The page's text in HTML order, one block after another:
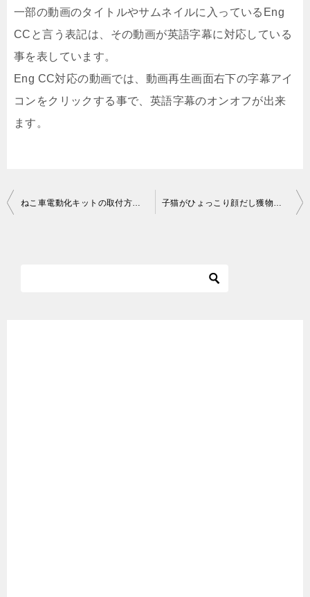
一部の動画のタイトルやサムネイルに入っているEng
CCと言う表記は、その動画が英語字幕に対応している
事を表しています。
Eng CC対応の動画では、動画再生画面右下の字幕アイ
コンをクリックする事で、英語字幕のオンオフが出来
ます。
投
ねこ車電動化キットの取付方【トラック用品 Pa-man】 子猫がひょっこり顔だし獲物を狙う。【赤ちゃん猫 保護猫】